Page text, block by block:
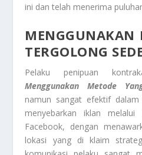
ini dan telah menerima
MENGGUNAKAN
TERGOLONG
Pelaku penipuan
Menggunakan Metode
namun sangat efektif
menyebarkan iklan
Facebook, dengan
lokasi yang di klaim